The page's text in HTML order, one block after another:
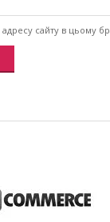
сайту в цьому